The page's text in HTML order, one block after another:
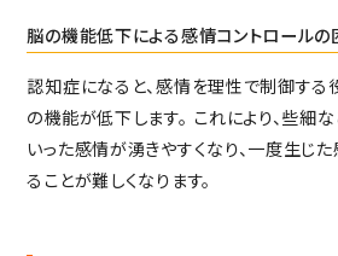
脳の機能低下による感情コントロールの
認知症になると、感情を理性で制御す
の機能が低下します。 これにより、些細
いった感情が湧きやすくなり、一度生じ
ることが難しくなります。